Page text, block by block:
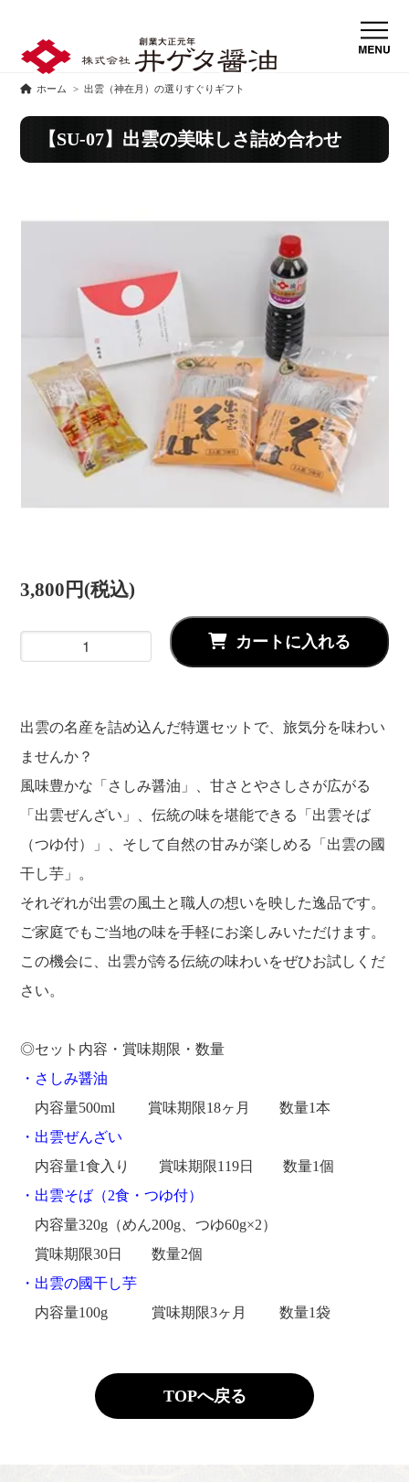
ホーム >出雲（神在月）の選りすぐりギフト
【SU-07】出雲の美味しさ詰め合わせ
3,800円(税込)
カートに入れる
出雲の名産を詰め込んだ特選セットで、旅気分を味わい
ませんか？
風味豊かな「さしみ醤油」、甘さとやさしさが広がる
「出雲ぜんざい」、伝統の味を堪能できる「出雲そば
（つゆ付）」、そして自然の甘みが楽しめる「出雲の國
干し芋」。
それぞれが出雲の風土と職人の想いを映した逸品です。
ご家庭でもご当地の味を手軽にお楽しみいただけます。
この機会に、出雲が誇る伝統の味わいをぜひお試しくだ
さい。
◎セット内容・賞味期限・数量
・さしみ醤油
内容量500ml 賞味期限18ヶ月 数量1本
・出雲ぜんざい
内容量1食入り 賞味期限119日 数量1個
・出雲そば（2食・つゆ付）
内容量320g（めん200g、つゆ60g×2）
賞味期限30日 数量2個
・出雲の國干し芋
内容量100g 賞味期限3ヶ月 数量1袋
TOPへ戻る